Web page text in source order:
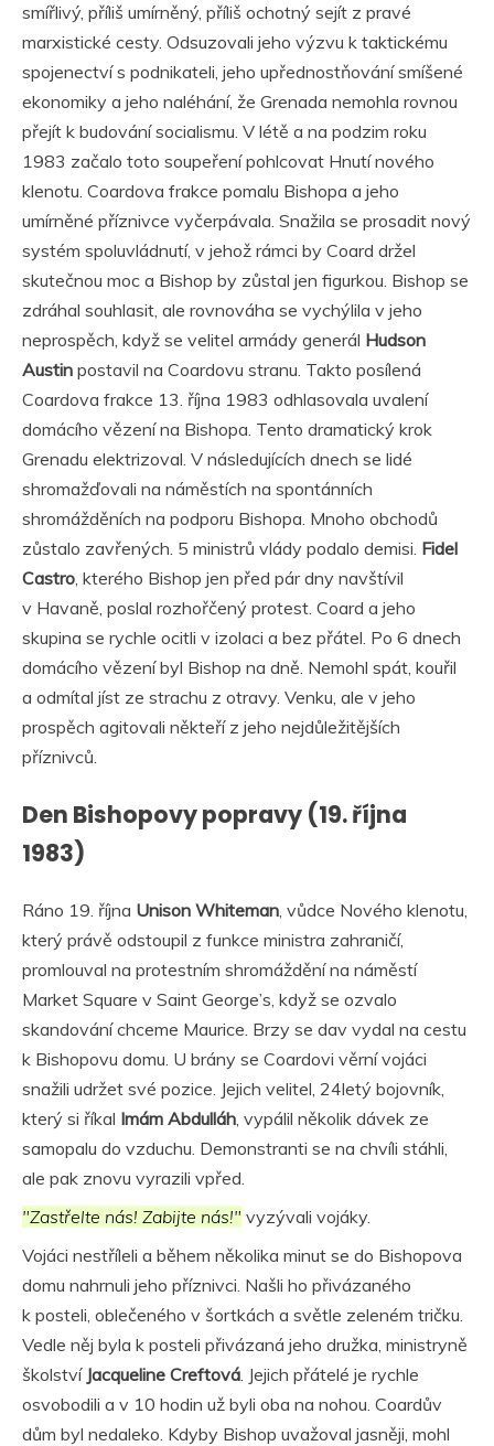
smířlivý, příliš umírněný, příliš ochotný sejít z pravé
marxistické cesty. Odsuzovali jeho výzvu k taktickému
spojenectví s podnikateli, jeho upřednostňování smíšené
ekonomiky a jeho naléhání, že Grenada nemohla rovnou
přejít k budování socialismu. V létě a na podzim roku
1983 začalo toto soupeření pohlcovat Hnutí nového
klenotu. Coardova frakce pomalu Bishopa a jeho
umírněné příznivce vyčerpávala. Snažila se prosadit nový
systém spoluvládnutí, v jehož rámci by Coard držel
skutečnou moc a Bishop by zůstal jen figurkou. Bishop se
zdráhal souhlasit, ale rovnováha se vychýlila v jeho
neprospěch, když se velitel armády generál Hudson
Austin postavil na Coardovu stranu. Takto posílená
Coardova frakce 13. října 1983 odhlasovala uvalení
domácího vězení na Bishopa. Tento dramatický krok
Grenadu elektrizoval. V následujících dnech se lidé
shromažďovali na náměstích na spontánních
shromážděních na podporu Bishopa. Mnoho obchodů
zůstalo zavřených. 5 ministrů vlády podalo demisi. Fidel
Castro, kterého Bishop jen před pár dny navštívil
v Havaně, poslal rozhořčený protest. Coard a jeho
skupina se rychle ocitli v izolaci a bez přátel. Po 6 dnech
domácího vězení byl Bishop na dně. Nemohl spát, kouřil
a odmítal jíst ze strachu z otravy. Venku, ale v jeho
prospěch agitovali někteří z jeho nejdůležitějších
příznivců.
Den Bishopovy popravy (19. října
1983)
Ráno 19. října Unison Whiteman , vůdce Nového klenotu,
který právě odstoupil z funkce ministra zahraničí,
promlouval na protestním shromáždění na náměstí
Market Square v Saint George’s, když se ozvalo
skandování chceme Maurice. Brzy se dav vydal na cestu
k Bishopovu domu. U brány se Coardovi věrní vojáci
snažili udržet své pozice. Jejich velitel, 24letý bojovník,
který si říkal Imám Abdulláh , vypálil několik dávek ze
samopalu do vzduchu. Demonstranti se na chvíli stáhli,
ale pak znovu vyrazili vpřed.
"Zastřelte nás! Zabijte nás!" vyzývali vojáky.
Vojáci nestříleli a během několika minut se do Bishopova
domu nahrnuli jeho příznivci. Našli ho přivázaného
k posteli, oblečeného v šortkách a světle zeleném tričku.
Vedle něj byla k posteli přivázaná jeho družka, ministryně
školství Jacqueline Creftová . Jejich přátelé je rychle
osvobodili a v 10 hodin už byli oba na nohou. Coardův
dům byl nedaleko. Kdyby Bishop uvažoval jasněji, mohl